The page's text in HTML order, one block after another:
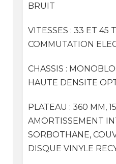
BRUIT
VITESSES : 33 ET 45
COMMUTATION
CHASSIS :
HAUTE DENSITE
PLATEAU : 360 MM,
AMORTISSEMENT
SORBOTHANE,
DISQUE VINYLE